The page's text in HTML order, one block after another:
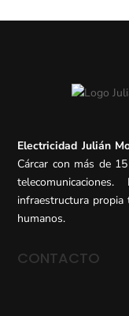
Electricidad Julián
Cárcar con más de
infraestructura propia
humanos.
CONTACTO